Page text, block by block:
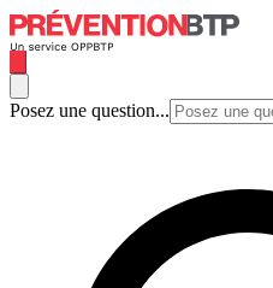
Posez une question...